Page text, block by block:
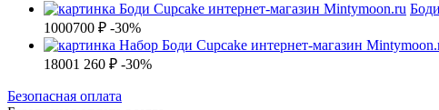
1000700 ₽ -30%
18001 260 ₽ -30%
Безопасная оплата